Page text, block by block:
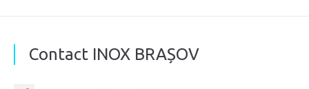
Contact INOX BRAȘOV